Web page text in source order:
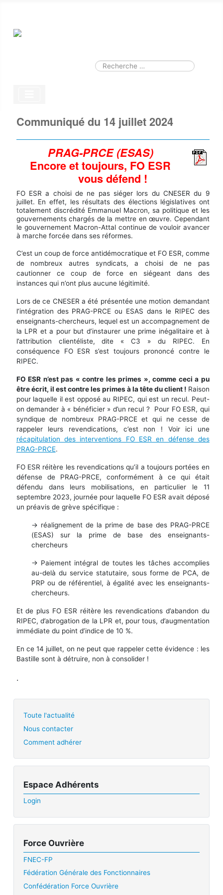
Valider
Communiqué du 14 juillet 2024
PRAG-PRCE (ESAS)
Encore et toujours, FO ESR
vous défend !
FO ESR a choisi de ne pas siéger lors du CNESER du 9
juillet. En effet, les résultats des élections législatives ont
totalement discrédité Emmanuel Macron, sa politique et les
gouvernements chargés de la mettre en œuvre. Cependant
le gouvernement Macron-Attal continue de vouloir avancer
à marche forcée dans ses réformes.
C’est un coup de force antidémocratique et FO ESR, comme
de nombreux autres syndicats, a choisi de ne pas
cautionner ce coup de force en siégeant dans des
instances qui n’ont plus aucune légitimité.
Lors de ce CNESER a été présentée une motion demandant
l’intégration des PRAG-PRCE ou ESAS dans le RIPEC des
enseignants-chercheurs, lequel est un accompagnement de
la LPR et a pour but d’instaurer une prime inégalitaire et à
l’attribution clientéliste, dite « C3 » du RIPEC. En
conséquence FO ESR s’est toujours prononcé contre le
RIPEC.
FO ESR n’est pas « contre les primes », comme ceci a pu
être écrit, il est contre les primes à la tête du client !Raison
pour laquelle il est opposé au RIPEC, qui est un recul. Peut-
on demander à « bénéficier » d’un recul ? Pour FO ESR, qui
syndique de nombreux PRAG-PRCE et qui ne cesse de
rappeler leurs revendications, c’est non ! Voir ici une
récapitulation des interventions FO ESR en défense des
PRAG-PRCE.
FO ESR réitère les revendications qu’il a toujours portées en
défense de PRAG-PRCE, conformément à ce qui était
défendu dans leurs mobilisations, en particulier le 11
septembre 2023, journée pour laquelle FO ESR avait déposé
un préavis de grève spécifique :
-> réalignement de la prime de base des PRAG-PRCE
(ESAS) sur la prime de base des enseignants-
chercheurs
-> Paiement intégral de toutes les tâches accomplies
au-delà du service statutaire, sous forme de PCA, de
PRP ou de référentiel, à égalité avec les enseignants-
chercheurs.
Et de plus FO ESR réitère les revendications d’abandon du
RIPEC, d’abrogation de la LPR et, pour tous, d’augmentation
immédiate du point d’indice de 10 %.
En ce 14 juillet, on ne peut que rappeler cette évidence : les
Bastille sont à détruire, non à consolider !
.
Toute l'actualité
Nous contacter
Comment adhérer
Espace Adhérents
Login
Force Ouvrière
FNEC-FP
Fédération Générale des Fonctionnaires
Confédération Force Ouvrière